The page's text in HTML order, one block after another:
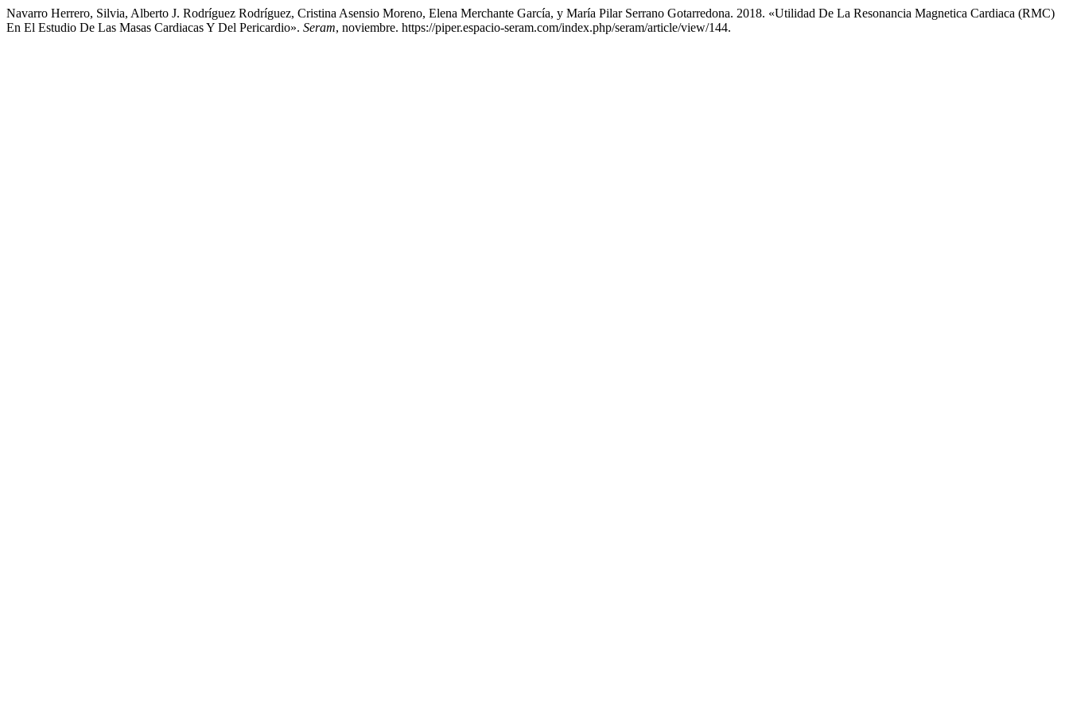
Navarro Herrero, Silvia, Alberto J. Rodríguez Rodríguez, Cristina Asensio Moreno, Elena Merchante García, y María Pilar Serrano Gotarredona. 2018. «Utilidad De La Resonancia Magnetica Cardiaca (RMC)
En El Estudio De Las Masas Cardiacas Y Del Pericardio». Seram, noviembre. https://piper.espacio-seram.com/index.php/seram/article/view/144.